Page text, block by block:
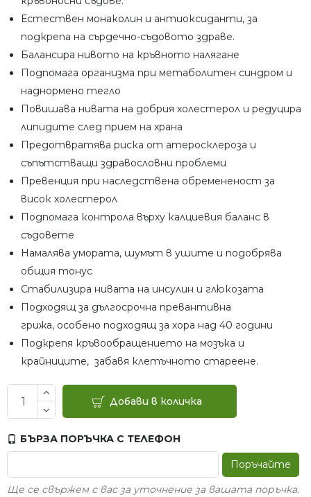
Естествен монаколин и антиоксиданти, за
подкрепа на сърдечно-съдовото здраве.
Балансира нивото на кръвното налягане
Подпомага организма при метаболитен синдром и
наднормено тегло
Повишава нивата на добрия холестерол и редуцира
липидите след прием на храна
Предотвратява риска от атеросклероза и
съпътстващи здравословни проблеми
Превенция при наследствена обремененост за
висок холестерол
Подпомага контрола върху калциевия баланс в
съдовете
Намалява умората, шумът в ушите и подобрява
общия тонус
Стабилизира нивата на инсулин и глюкозата
Подходящ за дългосрочна превантивна
грижа, особено подходящ за хора над 40 години
Подкрепя кръвообращението на мозъка и
крайниците, забавя клетъчното стареене.
Добави в количка
БЪРЗА ПОРЪЧКА С ТЕЛЕФОН
Поръчайте
Ще се свържем с вас за уточнение за вашата поръчка.